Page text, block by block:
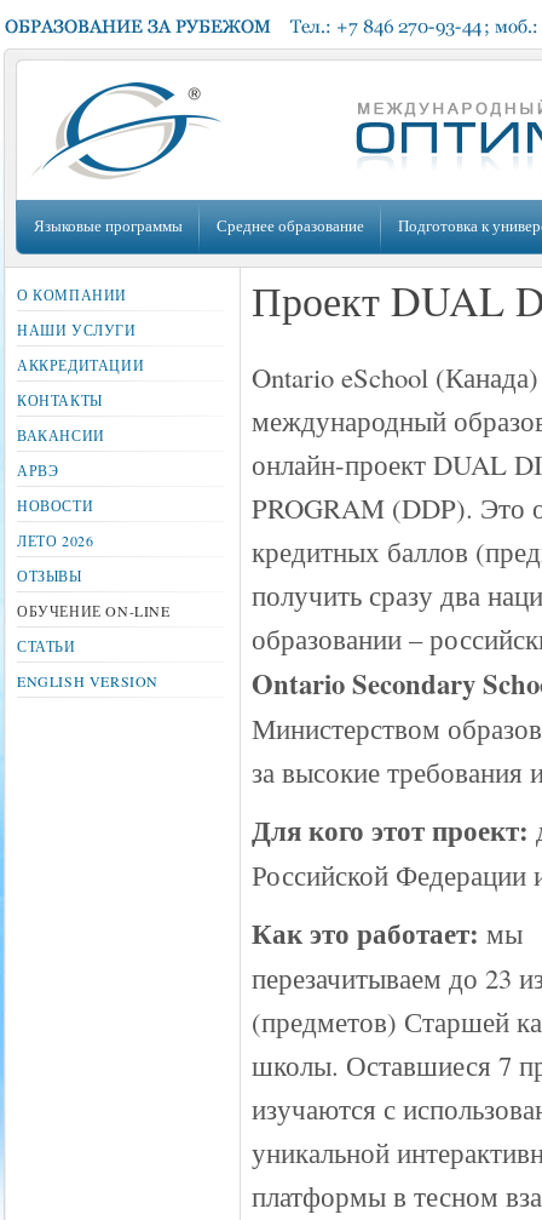
Языковые программы Среднее образование Подготовка к
Проект DUAL
Ontario eSchool
международный
онлайн-проект DUAL
PROGRAM (DDP). Это
кредитных баллов
получить сразу два
образовании –
Ontario Secondary
Министерством
за высокие требования
Для кого этот проект:
Российской
Как это работает: мы
перезачитываем до 23
(предметов) Старшей
школы. Оставшиеся 7
изучаются с
уникальной
платформы в тесном
О КОМПАНИИ
НАШИ УСЛУГИ
АККРЕДИТАЦИИ
КОНТАКТЫ
ВАКАНСИИ
АРВЭ
НОВОСТИ
ЛЕТО 2026
ОТЗЫВЫ
ОБУЧЕНИЕ ON-LINE
СТАТЬИ
ENGLISH VERSION